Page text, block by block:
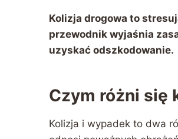
Kolizja drogowa to
przewodnik wyjaśnia
uzyskać odszkodowanie.
Czym różni się
Kolizja i wypadek to dwa